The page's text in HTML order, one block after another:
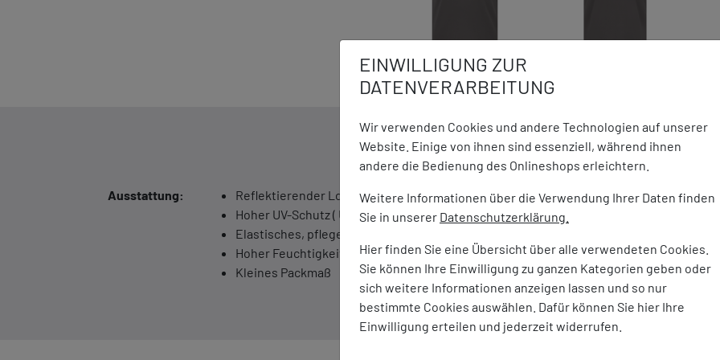
EINWILLIGUNG ZUR
DATENVERARBEITUNG
Wir verwenden Cookies und andere Technologien auf unserer
Website. Einige von ihnen sind essenziell, während ihnen
andere die Bedienung des Onlineshops erleichtern.
Weitere Informationen über die Verwendung Ihrer Daten finden
Sie in unserer Datenschutzerklärung.
Hier finden Sie eine Übersicht über alle verwendeten Cookies.
Sie können Ihre Einwilligung zu ganzen Kategorien geben oder
sich weitere Informationen anzeigen lassen und so nur
bestimmte Cookies auswählen. Dafür können Sie hier Ihre
Einwilligung erteilen und jederzeit widerrufen.
DETAILS ZUM PRODUKT
Ausstattung:
Reflektierender Logodruck
Hoher UV-Schutz ( UPF 50+ )
Elastisches, pflegeleichtes Material
Hoher Feuchtigkeitstransport
Kleines Packmaß
Marke:
TAGOSS
Material:
100%
Gewicht:
180 g